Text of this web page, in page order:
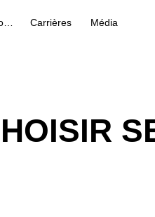
Carrières Média